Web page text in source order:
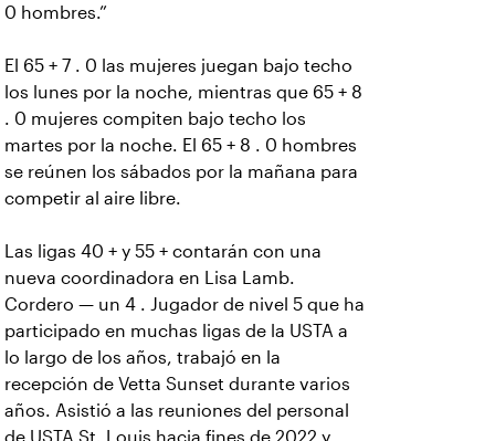
0 hombres.”
El 65 + 7 . 0 las mujeres juegan bajo techo
los lunes por la noche, mientras que 65 + 8
. 0 mujeres compiten bajo techo los
martes por la noche. El 65 + 8 . 0 hombres
se reúnen los sábados por la mañana para
competir al aire libre.
Las ligas 40 + y 55 + contarán con una
nueva coordinadora en Lisa Lamb.
Cordero — un 4 . Jugador de nivel 5 que ha
participado en muchas ligas de la USTA a
lo largo de los años, trabajó en la
recepción de Vetta Sunset durante varios
años. Asistió a las reuniones del personal
de USTA St. Louis hacia fines de 2022 y